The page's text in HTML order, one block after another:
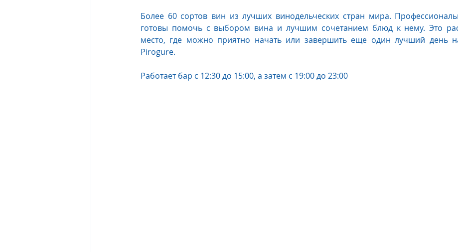
Более 60 сортов вин из лучших винодельческих стран мира.
готовы помочь с выбором вина и лучшим сочетанием блюд к нему. Это
место, где можно приятно начать или завершить еще один лучший день
Pirogure.
Работает бар с 12:30 до 15:00, а затем с 19:00 до 23:00